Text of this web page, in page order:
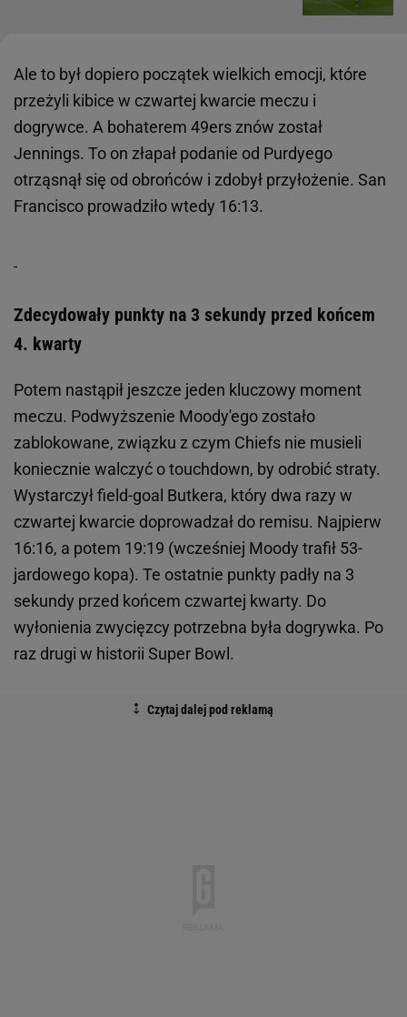
Ale to był dopiero początek wielkich emocji, które
przeżyli kibice w czwartej kwarcie meczu i
dogrywce. A bohaterem 49ers znów został
Jennings. To on złapał podanie od Purdyego
otrząsnął się od obrońców i zdobył przyłożenie. San
Francisco prowadziło wtedy 16:13.
Zdecydowały punkty na 3 sekundy przed końcem
4. kwarty
Potem nastąpił jeszcze jeden kluczowy moment
meczu. Podwyższenie Moody'ego zostało
zablokowane, związku z czym Chiefs nie musieli
koniecznie walczyć o touchdown, by odrobić straty.
Wystarczył field-goal Butkera, który dwa razy w
czwartej kwarcie doprowadzał do remisu. Najpierw
16:16, a potem 19:19 (wcześniej Moody trafił 53-
jardowego kopa). Te ostatnie punkty padły na 3
sekundy przed końcem czwartej kwarty. Do
wyłonienia zwycięzcy potrzebna była dogrywka. Po
raz drugi w historii Super Bowl.